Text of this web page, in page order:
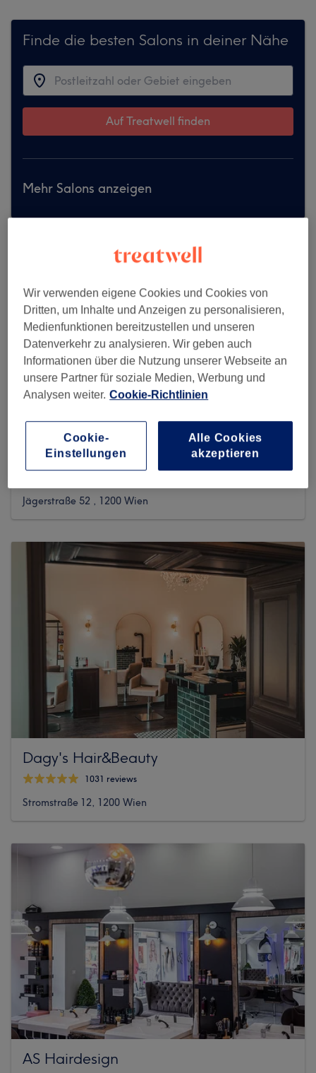
Finde die besten Salons in deiner Nähe
Auf Treatwell finden
Mehr Salons anzeigen
Beauty_Atelier_Franky_van_Borensky
Jägerstraße 52 , 1200 Wien
Dagy's Hair&Beauty
1031 reviews
Stromstraße 12, 1200 Wien
AS Hairdesign
Wir verwenden eigene Cookies und Cookies von
Dritten, um Inhalte und Anzeigen zu personalisieren,
Medienfunktionen bereitzustellen und unseren
Datenverkehr zu analysieren. Wir geben auch
Informationen über die Nutzung unserer Webseite an
unsere Partner für soziale Medien, Werbung und
Analysen weiter. Cookie-Richtlinien
Alle Cookies
akzeptieren
Cookie-
Einstellungen